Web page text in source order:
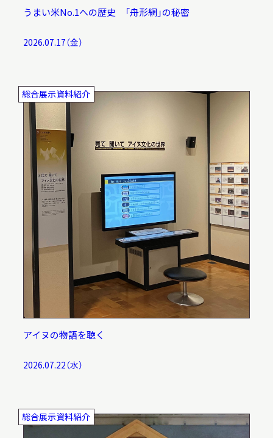
うまい米No.1への歴史 「舟形網」の秘密
2026.07.17（金）
総合展示資料紹介
アイヌの物語を聴く
2026.07.22（水）
総合展示資料紹介